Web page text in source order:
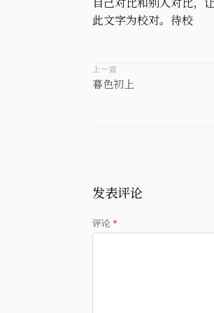
自己对比和别人对比，
此文字为校对。待校
上一篇
暮色初上
发表评论
评论*